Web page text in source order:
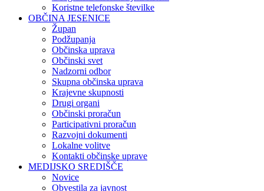
Koristne telefonske številke
OBČINA JESENICE
Župan
Podžupanja
Občinska uprava
Občinski svet
Nadzorni odbor
Skupna občinska uprava
Krajevne skupnosti
Drugi organi
Občinski proračun
Participativni proračun
Razvojni dokumenti
Lokalne volitve
Kontakti občinske uprave
MEDIJSKO SREDIŠČE
Novice
Obvestila za javnost